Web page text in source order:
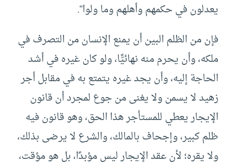
يعدلون في حكمهم وأهلهم وما ولوا”.
فإن من الظلم البين أن يمنع الإنسان من التصرف في
ملكه، وأن يحرم منه نهائيًّا، ولو كان غيره في أشد
الحاجة إليه، وأن يجد غيره يتمتع به في مقابل أجر
زهيد لا يسمن ولا يغنى من جوع لمجرد أن قانون
الإيجار يعطي للمستأجر هذا الحق، وهو قانون فيه
ظلم كبير، وإجحاف بالمالك، والشرع لا يرضى بذلك،
ولا يقره؛ لأن عقد الإيجار ليس مؤبدًا، بل هو مؤقت،